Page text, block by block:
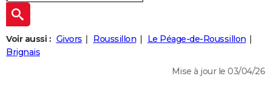
WEEK-END
Guides de France
Escapades
Patrimoine
Expositions
Musées
Week-end nature
+
LIFESTYLE
Art de vivre
Bien-être
Loisirs
Mode
Modes de vie
+SANTE
Voir aussi : Givors Roussillon
Le Péage-de-Roussillon
Brignais
Mise à jour le 03/04/26